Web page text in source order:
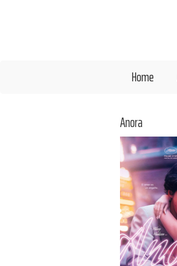
Home
Anora